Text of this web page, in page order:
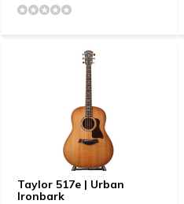
Taylor 517e | Urban
Ironbark